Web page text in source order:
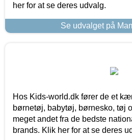
her for at se deres udvalg.
Se udvalget på
Hos Kids-world.dk fører de et
børnetøj, babytøj, børnesko, tøj
meget andet fra de bedste
brands. Klik her for at se deres